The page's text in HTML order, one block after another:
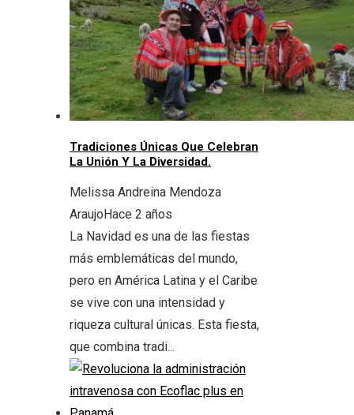
Tradiciones Únicas Que Celebran
La Unión Y La Diversidad.
Melissa Andreina Mendoza
AraujoHace 2 años
La Navidad es una de las fiestas
más emblemáticas del mundo,
pero en América Latina y el Caribe
se vive con una intensidad y
riqueza cultural únicas. Esta fiesta,
que combina tradi...